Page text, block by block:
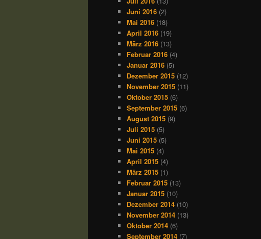
Juni 2016 (2)
Mai 2016 (18)
April 2016 (19)
März 2016 (13)
Februar 2016 (4)
Januar 2016 (5)
Dezember 2015 (12)
November 2015 (11)
Oktober 2015 (6)
September 2015 (6)
August 2015 (9)
Juli 2015 (5)
Juni 2015 (5)
Mai 2015 (4)
April 2015 (4)
März 2015 (1)
Februar 2015 (13)
Januar 2015 (10)
Dezember 2014 (10)
November 2014 (13)
Oktober 2014 (6)
September 2014 (7)